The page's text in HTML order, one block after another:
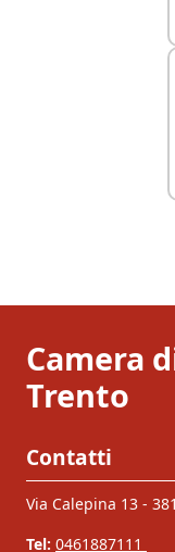
Camera
Trento
Contatti
Via Calepina 13 -
Tel: 0461887111